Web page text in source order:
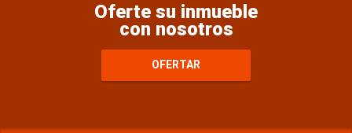
Oferte su inmueble
con nosotros
OFERTAR